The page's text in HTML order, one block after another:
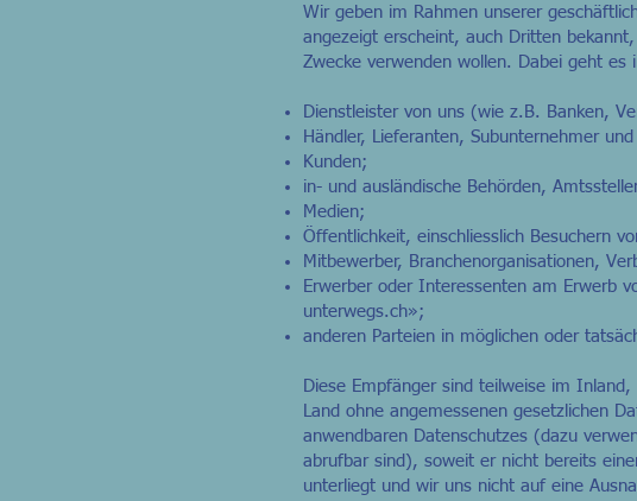
Wir geben im Rahmen unserer
angezeigt erscheint, auch Dritten
Zwecke verwenden wollen. Dabei geht es
Dienstleister von uns (wie z.B. Banken,
Händler, Lieferanten, Subunternehmer
Kunden;
in- und ausländische Behörden,
Medien;
Öffentlichkeit, einschliesslich Besuchern
Mitbewerber, Branchenorganisationen,
Erwerber oder Interessenten am Erwerb
unterwegs.ch»;
anderen Parteien in möglichen oder
Diese Empfänger sind teilweise im
Land ohne angemessenen gesetzlichen
anwendbaren Datenschutzes (dazu
abrufbar sind), soweit er nicht bereits
unterliegt und wir uns nicht auf eine